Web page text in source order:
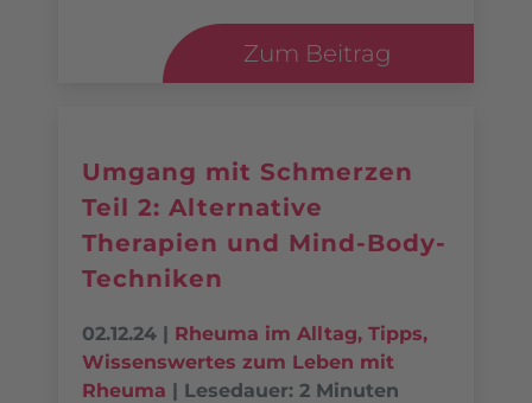
Zum Beitrag
Umgang mit Schmerzen
Teil 2: Alternative
Therapien und Mind-Body-
Techniken
02.12.24 | Rheuma im Alltag, Tipps,
Wissenswertes zum Leben mit
Rheuma | Lesedauer: 2 Minuten